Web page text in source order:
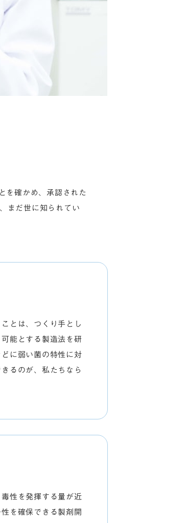
を確かめ、承認された
まだ世に知られてい
とは、つくり手とし
能とする製造法を研
に弱い菌の特性に対
るのが、私たちなら
性を発揮する量が近
を確保できる製剤開